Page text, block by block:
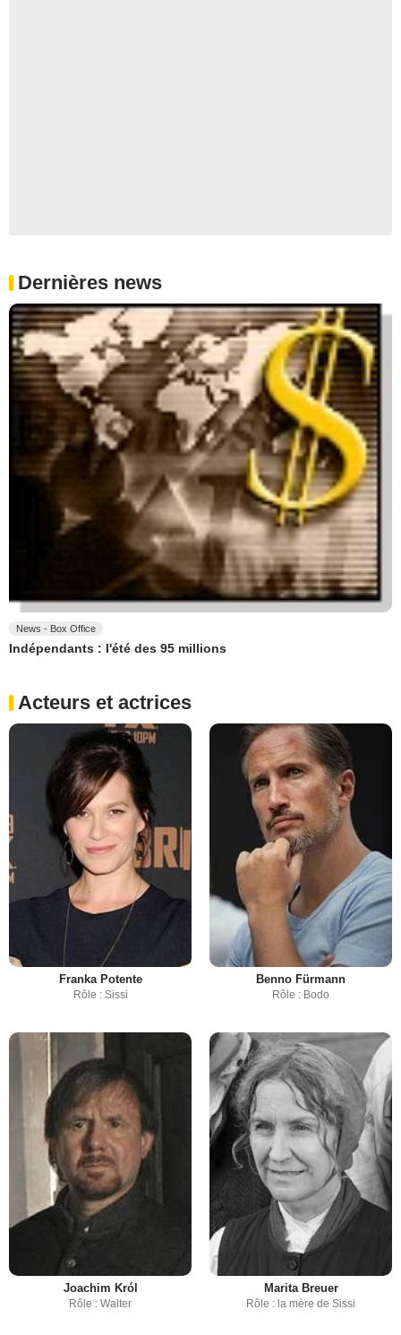
Dernières news
News - Box Office
Indépendants : l'été des 95 millions
Acteurs et actrices
Franka Potente
Rôle : Sissi
Benno Fürmann
Rôle : Bodo
Joachim Król
Rôle : Walter
Marita Breuer
Rôle : la mère de Sissi